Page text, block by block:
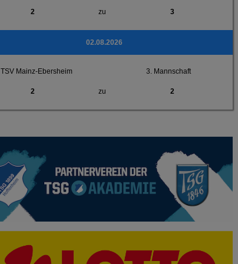
2 zu 3
02.08.2026
TSV Mainz-Ebersheim 3. Mannschaft
2 zu 2